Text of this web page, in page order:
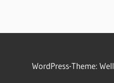
WordPress-Theme: